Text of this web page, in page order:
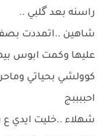
راسنه بعد گلبي ..
شاهين ..اتمددت
عليها وكمت ابوس
كوولشي بحياتي
احببببج
شهلاء ..خليت ايدي